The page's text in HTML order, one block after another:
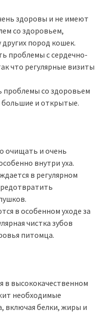
здоровы и не имеют
со здоровьем,
пород кошек.
проблемы с сердечно-
что регулярные визиты
проблемы со здоровьем
большие и открытые.
очищать и очень
внутри уха.
в регулярном
в особенном уходе за
чистка зубов
питомца.
в высококачественном
необходимые
включая белки, жиры и